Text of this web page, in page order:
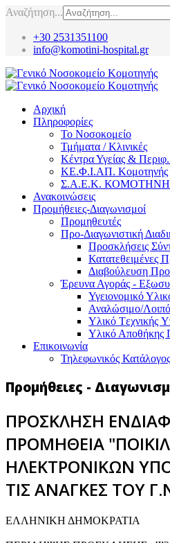
Αναζήτηση...
+30 2531351100
info@komotini-hospital.gr
Αρχική
Πληροφορίες
Το Νοσοκομείο
Τμήματα / Κλινικές
Κέντρα Υγείας & Περιφ.
ΚΕ.Φ.Ι.ΑΠ. Κομοτηνής
Σ.Α.Ε.Κ.
Ανακοινώσεις
Προμήθειες-Διαγωνισμοί
Προμηθευτές
Προ-Διαγωνιστική
Προσκλήσεις
Κατατεθειμένες
Διαβούλευση
Έρευνα Αγοράς -
Υγειονομικό
Αναλώσιμο/
Υλικό Tεχνικής
Υλικό Αποθήκης
Επικοινωνία
Τηλεφωνικός Κατάλογος
Προμήθειες -
ΠΡΟΣΚΛΗΣΗ
ΠΡΟΜΗΘΕΙΑ
ΗΛΕΚΤΡΟΝΙΚΩΝ
ΤΙΣ ΑΝΑΓΚΕΣ ΤΟΥ
EΛΛΗΝΙΚΗ